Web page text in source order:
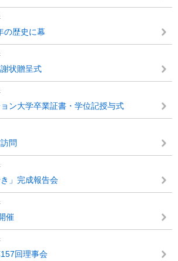
の歴史に幕
状贈呈式
ン大学卒業証書・学位記授与式
問
」完成報告会
催
回理事会